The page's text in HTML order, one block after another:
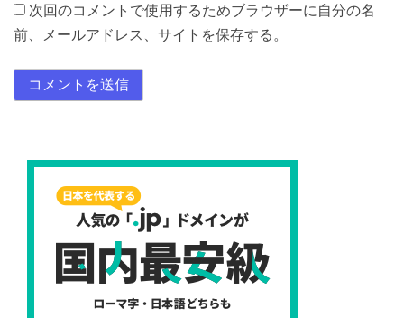
次回のコメントで使用するためブラウザーに自分の名
前、メールアドレス、サイトを保存する。